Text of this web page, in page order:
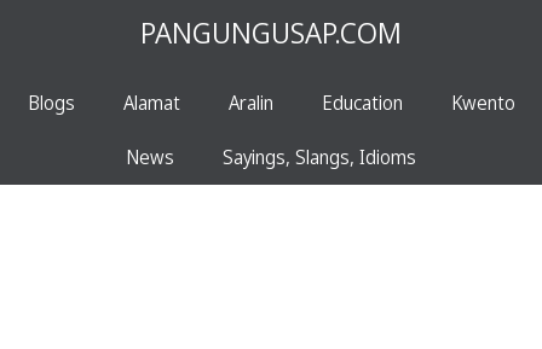
PANGUNGUSAP.COM
Blogs Alamat Aralin Education Kwento
News Sayings, Slangs, Idioms